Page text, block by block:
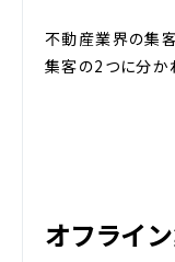
不動産業界の集
集客の2つに分か
オフライ